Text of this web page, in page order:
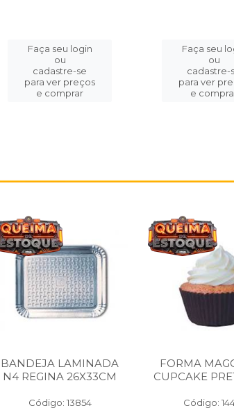
Faça seu login
ou
cadastre-se
para ver preços
e comprar
Faça seu
ou
cadastre-
para ver
e
BANDEJA LAMINADA
N4 REGINA 26X33CM
Código: 13854
FORMA
CUPCAKE
Código: